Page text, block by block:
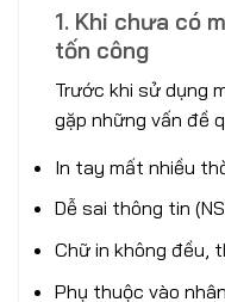
1. Khi chưa có
tốn công
Trước khi sử dụng
gặp những vấn đề
In tay mất nhiều
Dễ sai thông tin
Chữ in không đều,
Phụ thuộc vào